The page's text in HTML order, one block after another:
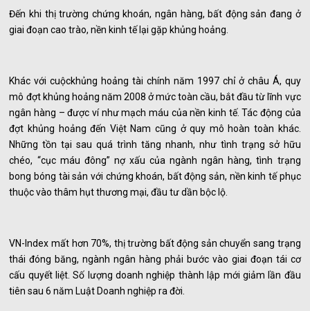
Đến khi thị trường chứng khoán, ngân hàng, bất động sản đang ở
giai đoạn cao trào, nền kinh tế lại gặp khủng hoảng.
Khác với cuộckhủng hoảng tài chính năm 1997 chỉ ở châu Á, quy
mô đợt khủng hoảng năm 2008 ở mức toàn cầu, bắt đầu từ lĩnh vực
ngân hàng – được ví như mạch máu của nền kinh tế. Tác động của
đợt khủng hoảng đến Việt Nam cũng ở quy mô hoàn toàn khác.
Những tồn tại sau quá trình tăng nhanh, như tình trạng sở hữu
chéo, “cục máu đông” nợ xấu của ngành ngân hàng, tình trạng
bong bóng tài sản với chứng khoán, bất động sản, nền kinh tế phục
thuộc vào thâm hụt thương mại, đầu tư dần bộc lộ.
VN-Index mất hơn 70%, thị trường bất động sản chuyển sang trạng
thái đóng băng, ngành ngân hàng phải bước vào giai đoạn tái cơ
cấu quyết liệt. Số lượng doanh nghiệp thành lập mới giảm lần đầu
tiên sau 6 năm Luật Doanh nghiệp ra đời.